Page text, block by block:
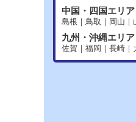
中国・四国エリア
島根｜鳥取｜岡山｜
九州・沖縄エリア
佐賀｜福岡｜長崎｜